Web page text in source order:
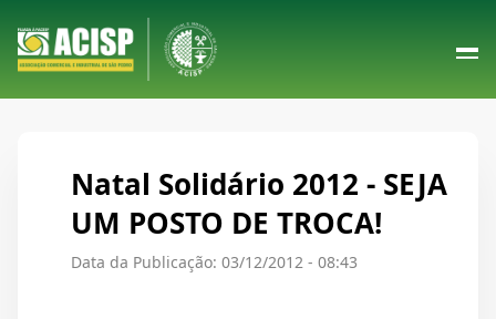
Natal Solidário 2012 - SEJA
UM POSTO DE TROCA!
Data da Publicação: 03/12/2012 - 08:43